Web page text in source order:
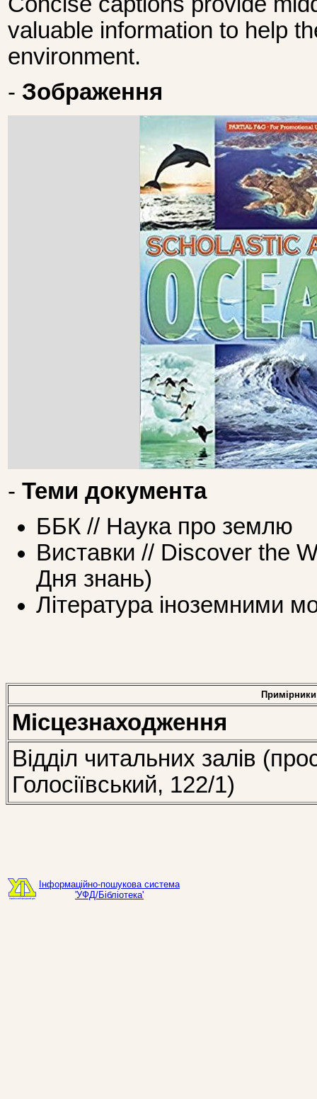
valuable information to help
environment.
- Зображення
- Теми документа
ББК // Наука про землю
Виставки // Discover the
Дня знань)
Література іноземними
Примірники
Місцезнаходження
Відділ читальних залів
Голосіївський, 122/1)
Інформаційно-пошукова система
'УФД/Бібліотека'